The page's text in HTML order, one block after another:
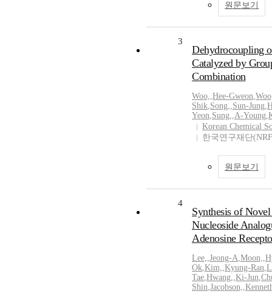
원문보기
3
Dehydrocoupling
Catalyzed by
Combination
Woo,,Hee-Gweon,
Shik,Song,,Sun-Jung,
Yeon,Sung,,A-Young,
Korean Chemical
한국연구재단
원문보기
4
Synthesis of
Nucleoside
Adenosine
Lee,,Jeong-A,Moon,,
Ok,Kim,,Kyung-Ran,
Tae,Hwang,,Ki-Jun,
Shin,Jacobson,,